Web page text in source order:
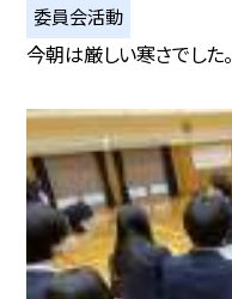
委員会活動
今朝は厳しい寒さでした。